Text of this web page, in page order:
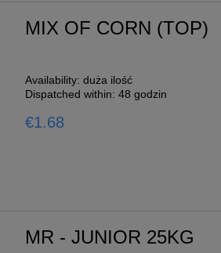
MIX OF CORN (TOP)
Availability: duża ilość
Dispatched within: 48 godzin
€1.68
MR - JUNIOR 25KG